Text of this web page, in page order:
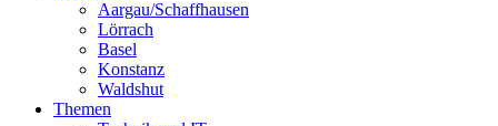
Aargau/Schaffhausen
Lörrach
Basel
Konstanz
Waldshut
Themen